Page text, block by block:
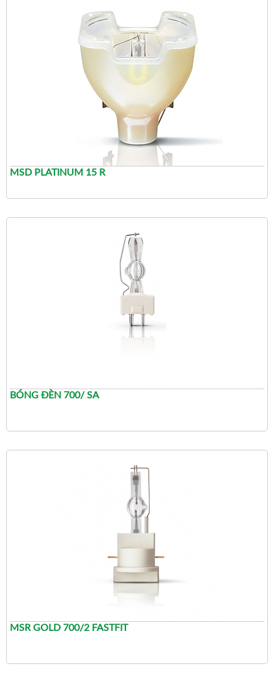
MSD PLATINUM 15 R
BÓNG ĐÈN 700/ SA
MSR GOLD 700/2 FASTFIT